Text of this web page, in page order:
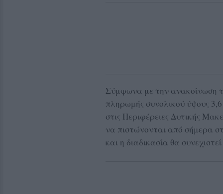
Σύμφωνα με την ανακοίνωση
πληρωμής συνολικού ύψους
στις Περιφέρειες Δυτικής
να πιστώνονται από σήμερα
και η διαδικασία θα